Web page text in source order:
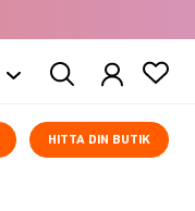
Search
Products
HITTA DIN BUTIK